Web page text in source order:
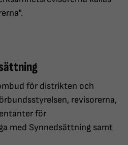
för distrikten och
revisorerna,
för
med Synnedsättning samt